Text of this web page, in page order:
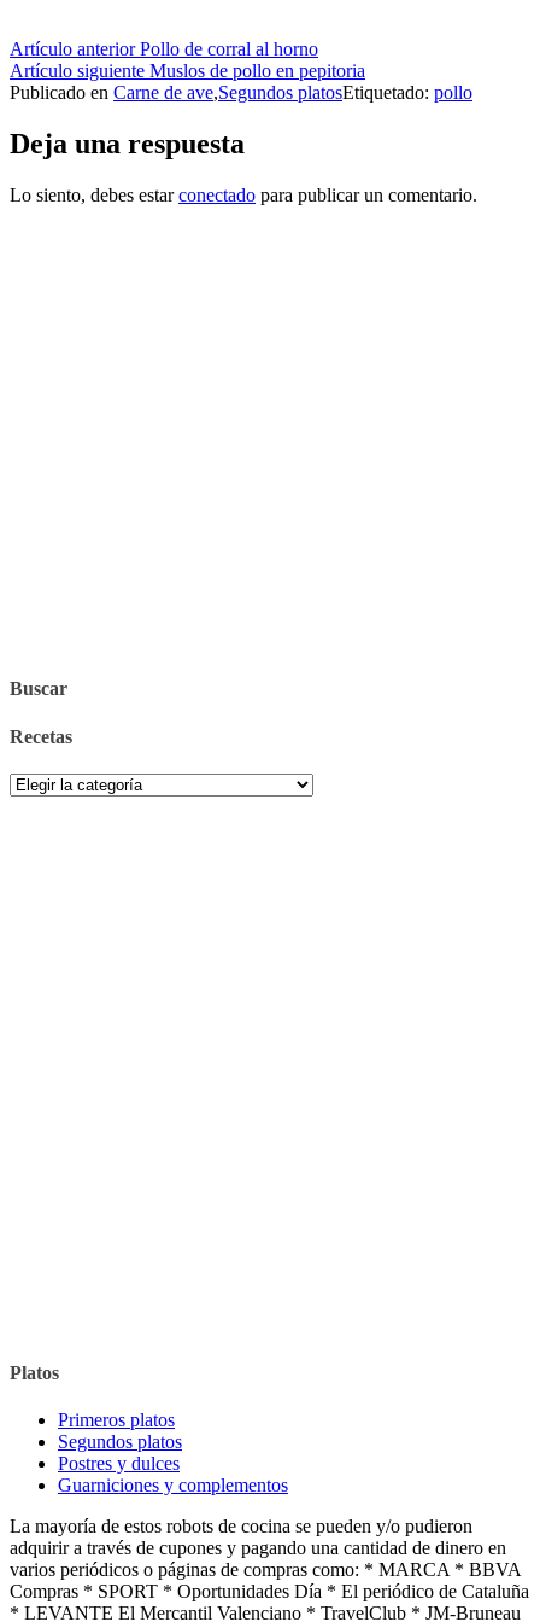
Seguir
leyendo
Artículo anteriorPollo de corral al horno
Artículo siguiente Muslos de pollo en pepitoria
Publicado en Carne de ave,Segundos platosEtiquetado: pollo
Deja una respuesta
Lo siento, debes estarconectado para publicar un comentario.
Buscar
Recetas
Recetas
Platos
Primeros platos
Segundos platos
Postres y dulces
Guarniciones y complementos
La mayoría de estos robots de cocina se pueden y/o pudieron
adquirir a través de cupones y pagando una cantidad de dinero en
varios periódicos o páginas de compras como: * MARCA * BBVA
Compras * SPORT * Oportunidades Día * El periódico de Cataluña
* LEVANTE El Mercantil Valenciano * TravelClub * JM-Bruneau